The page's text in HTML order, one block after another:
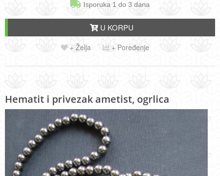
Isporuka 1 do 3 dana
U KORPU
+ Želja + Poređenje
Hematit i privezak ametist, ogrlica